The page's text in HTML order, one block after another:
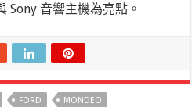
Sony 音響主機為亮點。
FORD
MONDEO